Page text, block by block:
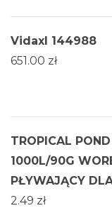
Vidaxl 144988
651.00 zł
TROPICAL
1000L/90G
PŁYWAJĄCY
2.49 zł